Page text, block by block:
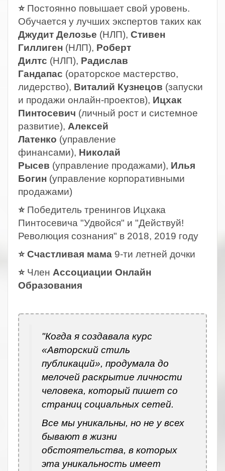
⭐ Постоянно повышает свой уровень.
Обучается у лучших экспертов таких как
Джудит Делозье (НЛП), Стивен
Гиллиген (НЛП), Роберт
Дилтс (НЛП), Радислав
Гандапас (ораторское мастерство,
лидерство), Виталий Кузнецов (запуски
и продажи онлайн-проектов), Ицхак
Пинтосевич (личный рост и системное
развитие), Алексей
Латенко (управление
финансами), Николай
Рысев (управление продажами), Илья
Богин (управление корпоративными
продажами)
⭐ Победитель тренингов Ицхака
Пинтосевича "Удвойся" и "Действуй!
Революция сознания" в 2018, 2019 году
⭐ Счастливая мама 9-ти летней дочки
⭐ Член Ассоциации Онлайн
Образования
"Когда я создавала курс
«Авторский стиль
публикаций», продумала до
мелочей раскрытие личности
человека, который пишет со
страниц социальных сетей.
Все мы уникальны, но не у всех
бывают в жизни
обстоятельства, в которых
эта уникальность имеет